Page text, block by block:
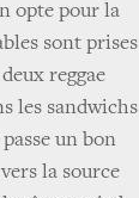
opte pour la
sont prises
reggae
les sandwichs
un bon
la source